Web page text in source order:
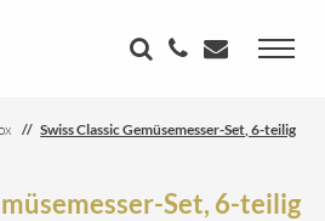
Swiss Classic Gemüsemesser-Set, 6-teilig
Set, 6-teilig